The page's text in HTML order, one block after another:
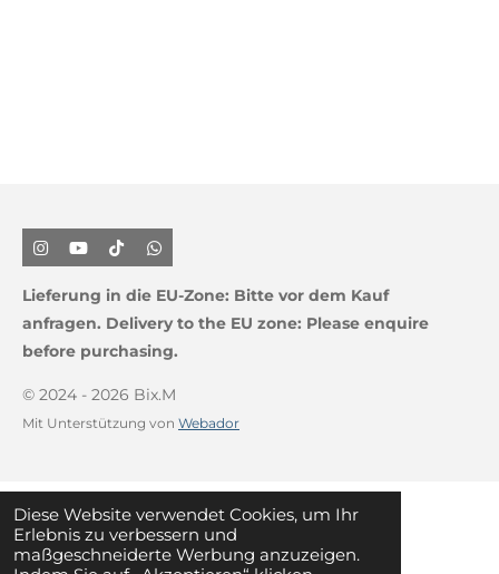
Diese Website verwendet Cookies, um Ihr
Erlebnis zu verbessern und
maßgeschneiderte Werbung anzuzeigen.
I
n
t
a
r
m
Y
o
T
u
e
T
i
T
o
W
h
a
t
s
p
Lieferung in die EU-Zone: Bitte vor dem Kauf
anfragen. Delivery to the EU zone: Please enquire
before purchasing.
© 2024 - 2026 Bix.M
Mit Unterstützung von Webador